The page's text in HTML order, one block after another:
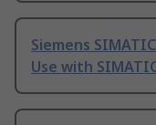
Siemens
Use with